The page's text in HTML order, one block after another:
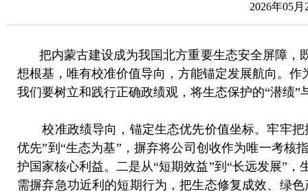
2026年05
把内蒙古建设成为我国北方重要生态安全屏障
想根基，唯有校准价值导向，方能锚定发展航向。
我们要树立和践行正确政绩观，将生态保护的“潜绩
校准政绩导向，锚定生态优先价值坐标。牢牢
优先”到“生态为基”，摒弃将公司创收作为唯一考核
护国家核心利益。二是从“短期效益”到“长远发展”
需摒弃急功近利的短期行为，把生态修复成效、绿